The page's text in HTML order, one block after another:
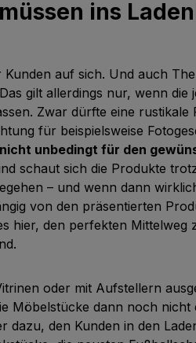
ins
auf sich. Und auch
gilt allerdings nur, wenn die
Zwar dürfte eine rustikale
für beispielsweise
unbedingt für den
schaut sich die Produkte
– und wenn dann
von den präsentierten
hier, den perfekten Mittelweg
oder mit Aufstellern
Möbelstücke dann noch nicht
dazu, den Kunden in den